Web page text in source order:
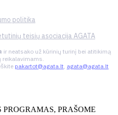
politika
teisių asociacija AGATA
ir neatsako už kūrinių turinį bei atitikimą
reikalavimams.
pakartot@agata.lt, agata@agata.lt
PRAŠOME